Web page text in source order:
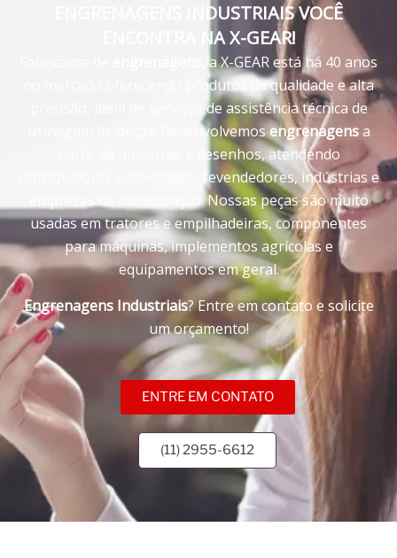
ENGRENAGENS INDUSTRIAIS VOCÊ
ENCONTRA NA X-GEAR!
, a X-GEAR está há 40 anos
no mercado oferecendo produtos de qualidade e alta
precisão, além de serviços de assistência técnica de
usinagem de peças. Desenvolvemos engrenagensa
partir de amostras e desenhos, atendendo
distribuidores autorizados, revendedores, indústrias e
empresas de manutenção. Nossas peças são muito
usadas em tratores e empilhadeiras, componentes
para máquinas, implementos agrícolas e
equipamentos em geral.
Engrenagens Industriais? Entre em contato e solicite
um orçamento!
ENTRE EM CONTATO
(11) 2955-6612